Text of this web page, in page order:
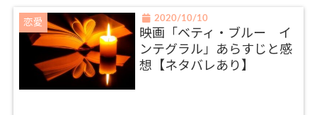
恋愛 2020/10/10
映画「ベティ・ブルー イ
ンテグラル」あらすじと感
想【ネタバレあり】